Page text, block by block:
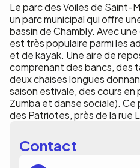
Le parc des Voiles de Saint-
un parc municipal qui offre
bassin de Chambly. Avec
est très populaire parmi les
et de kayak. Une aire de
comprenant des bancs, des
deux chaises longues
saison estivale, des cours
Zumba et danse sociale). Ce
des Patriotes, près de la rue
Contact